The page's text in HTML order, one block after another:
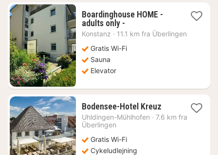
Boardinghouse HOME -
adults only -1
nat
1502
Konstanz · 11.1 km fra Überlingen
Gratis Wi-Fi
Sauna
Elevator
Bodensee-Hotel Kreuz1
nat
Uhldingen-Mühlhofen · 7.6 km fra
Überlingen
Gratis Wi-Fi
Cykeludlejning